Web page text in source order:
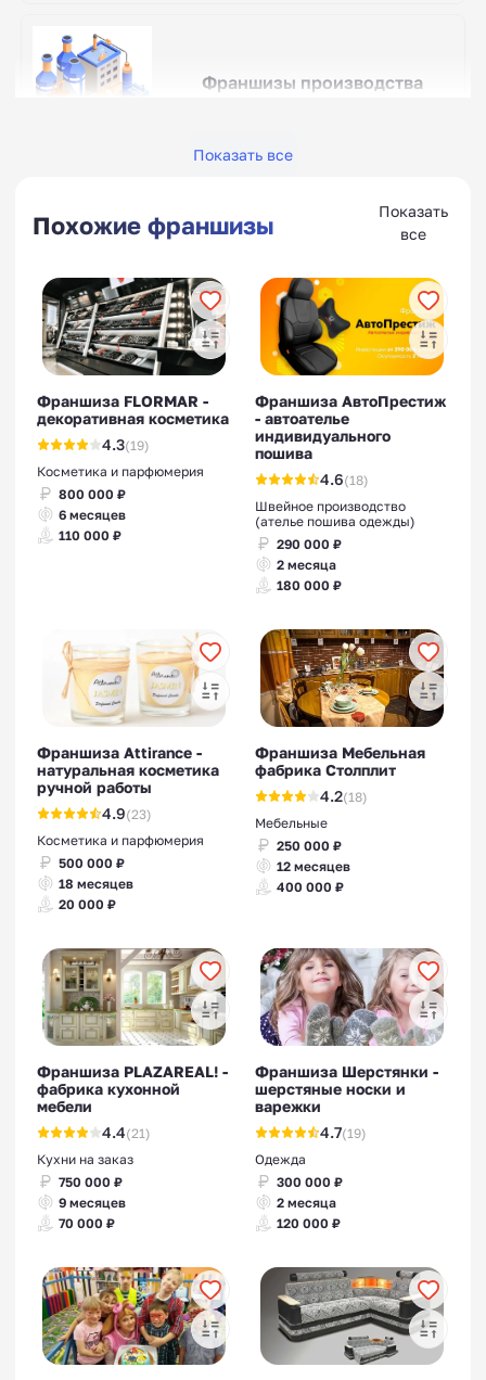
Франшизы производства
фасадных панелей
Франшизы производства
туалетной бумаги
Франшизы производства
Франшизы производства
жидкого мыла
Франшизы производства
столов
Франшизы производства
красок
Франшизы производства
прицепов
Показать все
Похожие франшизы
Показать
все
Франшиза FLORMAR -
декоративная косметика
4.3(19)
Косметика и парфюмерия
800 000 ₽
6 месяцев
110 000 ₽
Франшиза АвтоПрестиж
- автоателье
индивидуального
пошива
4.6(18)
Швейное производство
(ателье пошива одежды)
290 000 ₽
2 месяца
180 000 ₽
Франшиза Attirance -
натуральная косметика
ручной работы
4.9(23)
Косметика и парфюмерия
500 000 ₽
18 месяцев
20 000 ₽
Франшиза Мебельная
фабрика Столплит
4.2(18)
Мебельные
250 000 ₽
12 месяцев
400 000 ₽
Франшиза PLAZAREAL! -
фабрика кухонной
мебели
4.4(21)
Кухни на заказ
750 000 ₽
9 месяцев
70 000 ₽
Франшиза Шерстянки -
шерстяные носки и
варежки
4.7(19)
Одежда
300 000 ₽
2 месяца
120 000 ₽